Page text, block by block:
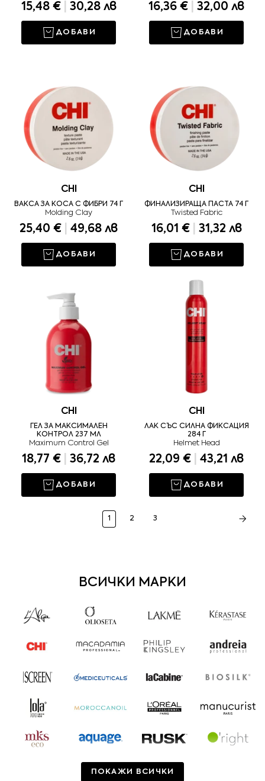
15,48 € 30,28 лв
ДОБАВИ
16,36 € 32,00 лв
ДОБАВИ
CHI
ВАКСА ЗА КОСА С ФИБРИ 74 Г
Molding Clay
25,40 € 49,68 лв
ДОБАВИ
CHI
ФИНАЛИЗИРАЩА ПАСТА 74 Г
Twisted Fabric
16,01 € 31,32 лв
ДОБАВИ
CHI
ГЕЛ ЗА МАКСИМАЛЕН
КОНТРОЛ 237 МЛ
Maximum Control Gel
18,77 € 36,72 лв
ДОБАВИ
CHI
ЛАК СЪС СИЛНА ФИКСАЦИЯ
284 Г
Helmet Head
22,09 € 43,21 лв
ДОБАВИ
1 2 3
ВСИЧКИ МАРКИ
ПОКАЖИ ВСИЧКИ